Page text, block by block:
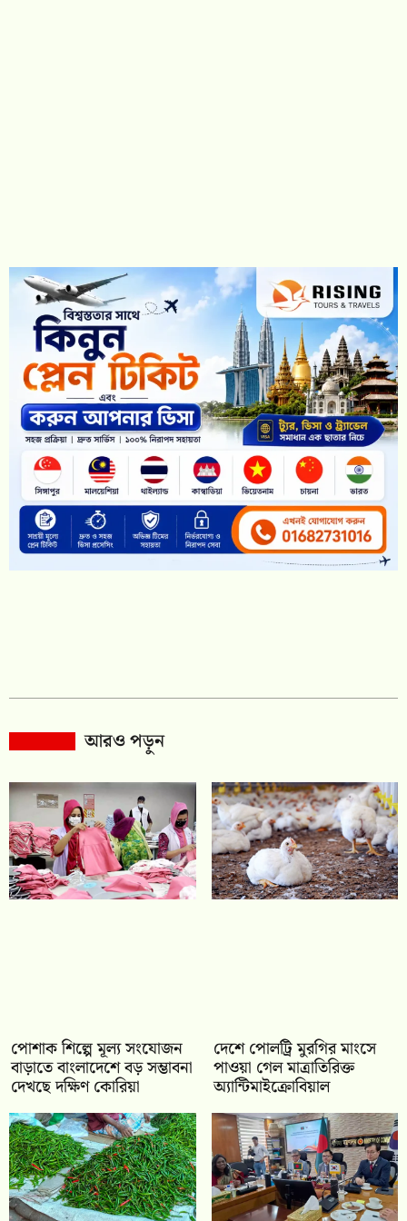
আরও পড়ুন
পোশাক শিল্পে মূল্য সংযোজন
বাড়াতে বাংলাদেশে বড় সম্ভাবনা
দেখছে দক্ষিণ কোরিয়া
দেশে পোলট্রি মুরগির মাংসে
পাওয়া গেল মাত্রাতিরিক্ত
অ্যান্টিমাইক্রোবিয়াল